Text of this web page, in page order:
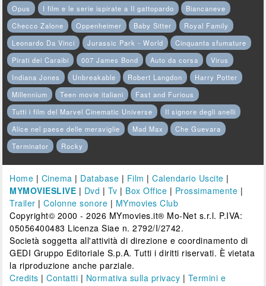
Opus
I film e le serie ispirate a Il gattopardo
Biancaneve
Checco Zalone
Oppenheimer Baby Sitter
Royal Family
Leonardo Da Vinci
Jurassic Park - World
Cinquanta sfumature
Pirati dei Caraibi
007 James Bond Auto da corsa
Virus
Indiana Jones
Unbreakable Robert Langdon
Harry Potter
Millennium
Teen movie italiani
Fast and Furious
Tutti i film del Marvel Cinematic Universe
Il signore degli anelli
Alice nel paese delle meraviglie
Mad Max
Che Guevara
Terminator
Rocky
Home | Cinema | Database | Film |Calendario Uscite |
MYMOVIESLIVE | Dvd | Tv | Box Office | Prossimamente |
Trailer |Colonne sonore | MYmovies Club
Copyright© 2000 - 2026 MYmovies.it® Mo-Net s.r.l. P.IVA:
05056400483 Licenza Siae n. 2792/I/2742.
Società soggetta all'attività di direzione e coordinamento di
GEDI Gruppo Editoriale S.p.A. Tutti i diritti riservati. È vietata
la riproduzione anche parziale.
Credits |Contatti | Normativa sulla privacy | Termini e